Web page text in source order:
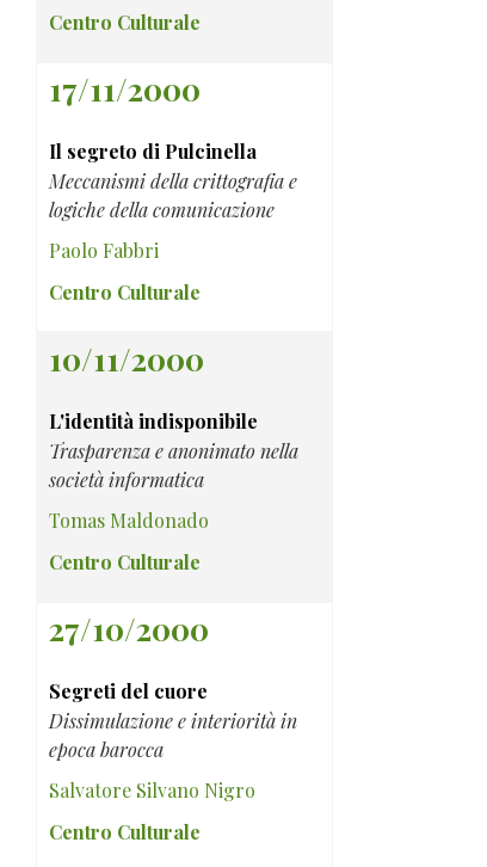
Centro Culturale
17/11/2000
Il segreto di Pulcinella
Meccanismi della crittografia e
logiche della comunicazione
Paolo Fabbri
Centro Culturale
10/11/2000
L'identità indisponibile
Trasparenza e anonimato nella
società informatica
Tomas Maldonado
Centro Culturale
27/10/2000
Segreti del cuore
Dissimulazione e interiorità in
epoca barocca
Salvatore Silvano Nigro
Centro Culturale